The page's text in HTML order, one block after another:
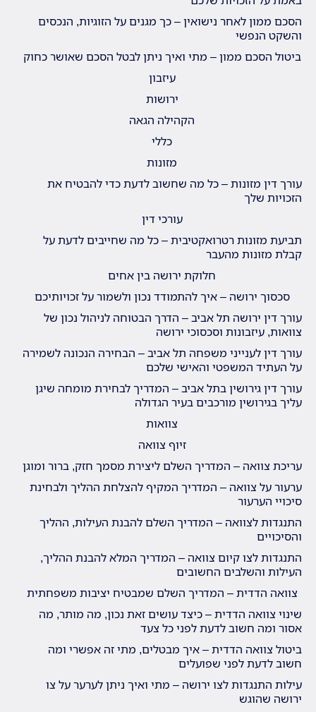
הסכם ממון לאחר נישואין – כך מגנים על הזוגיות, הנכסים
והשקט הנפשי
ביטול הסכם ממון – מתי ואיך ניתן לבטל הסכם שאושר כחוק
עיזבון
ירושות
הקהילה הגאה
כללי
מזונות
עורך דין מזונות – כל מה שחשוב לדעת כדי להבטיח את
הזכויות שלך
עורכי דין
תביעת מזונות רטרואקטיבית – כל מה שחייבים לדעת על
קבלת מזונות מהעבר
חלוקת ירושה בין אחים
סכסוך ירושה – איך להתמודד נכון ולשמור על זכויותיכם
עורך דין ירושה תל אביב – הדרך הבטוחה לניהול נכון של
צוואות, עיזבונות וסכסוכי ירושה
עורך דין לענייני משפחה תל אביב – הבחירה הנכונה לשמירה
על העתיד המשפטי והאישי שלכם
עורך דין גירושין בתל אביב – המדריך לבחירת מומחה שיגן
עליך בגירושין מורכבים בעיר הגדולה
צוואות
זיוף צוואה
עריכת צוואה – המדריך השלם ליצירת מסמך חזק, ברור ומוגן
ערעור על צוואה – המדריך המקיף להצלחת ההליך ולבחינת
סיכויי הערעור
התנגדות לצוואה – המדריך השלם להבנת העילות, ההליך
והסיכויים
התנגדות לצו קיום צוואה – המדריך המלא להבנת ההליך,
העילות והשלבים החשובים
צוואה הדדית – המדריך השלם שמבטיח יציבות משפחתית
שינוי צוואה הדדית – כיצד עושים זאת נכון, מה מותר, מה
אסור ומה חשוב לדעת לפני כל צעד
ביטול צוואה הדדית – איך מבטלים, מתי זה אפשרי ומה
חשוב לדעת לפני שפועלים
עילות התנגדות לצו ירושה – מתי ואיך ניתן לערער על צו
ירושה שהוגש